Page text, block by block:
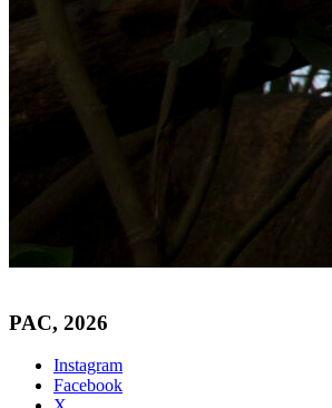
PAC, 2026
Instagram
Facebook